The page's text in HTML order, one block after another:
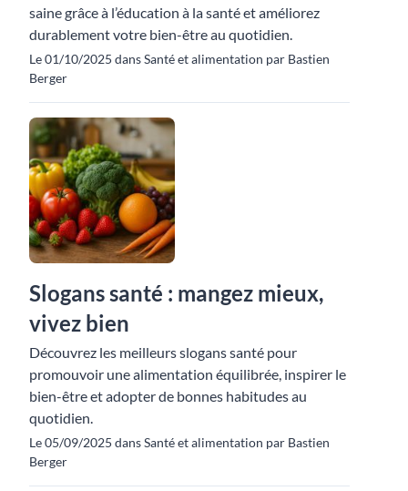
saine grâce à l’éducation à la santé et améliorez
durablement votre bien-être au quotidien.
Le 01/10/2025 dans Santé et alimentation par Bastien
Berger
Slogans santé : mangez mieux,
vivez bien
Découvrez les meilleurs slogans santé pour
promouvoir une alimentation équilibrée, inspirer le
bien-être et adopter de bonnes habitudes au
quotidien.
Le 05/09/2025 dans Santé et alimentation par Bastien
Berger